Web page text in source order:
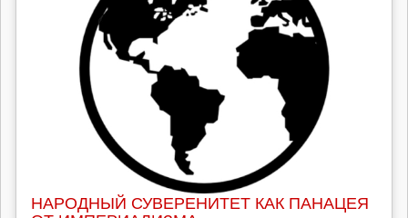
НАРОДНЫЙ СУВЕРЕНИТЕТ КАК ПАНАЦЕЯ